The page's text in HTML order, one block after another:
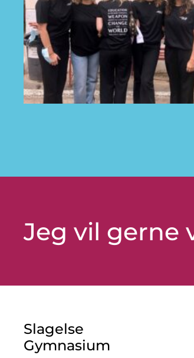
Jeg vil gerne
Slagelse
Gymnasium